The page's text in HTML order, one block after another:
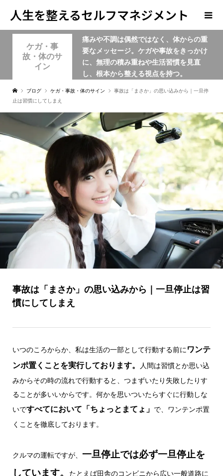
人生を整えるセルフマネジメント
ケガ・事
故・体のサ
イン
痛みや不調は偶然ではなく、体からの重
要なメッセージ。ケガや事故をきっかけ
に、無理の積み重ねや生活習慣を見直
し、根本から整える視点を持つ。
ブログ ケガ・事故・体のサイン
事故は「まさか」の思い込みから｜一旦停
止は習慣にしてしまえ
事故は「まさか」の思い込みから｜一旦停止は習
慣にしてしまえ
いつのころからか、私は生活の一部として行動する前にワンテ
ンポ置くことを実行しております。
人間は習慣とか思い込
みからその時の流れで行動すると、つまずいたり失敗したりす
ることが多いいからです。何かを思いついたらすぐに行動しな
いですべてにおいて「ちょっとまてょ」 で、ワンテンポ置
くことを徹底しております。
クルマの運転ですが、 一旦停止では必ず一旦停止を
しています。
たとえば田舎のコンビニから広い一般道路に